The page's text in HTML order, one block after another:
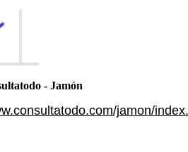
- Jamón
jamon/